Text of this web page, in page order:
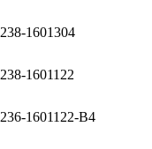
238-1601304
238-1601122
236-1601122-В4